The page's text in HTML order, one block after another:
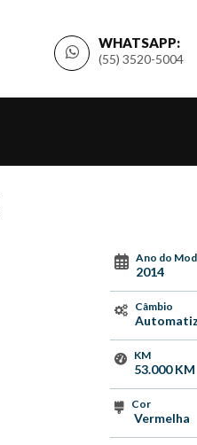
WHATSAPP:
(55) 3520-5004
Ano do
2014
Câmbio
KM
53.000 KM
Cor
Vermelha